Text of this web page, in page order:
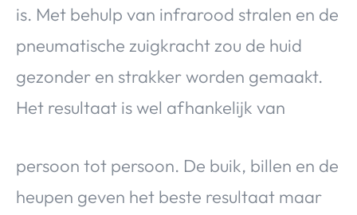
Top 5 van Valerie
Health & Beauty
Huis & Tuin
Nieuws & Media
De Top 5
is. Met behulp van infrarood stralen en de
pneumatische zuigkracht zou de huid
gezonder en strakker worden gemaakt.
Het resultaat is wel afhankelijk van
persoon tot persoon. De buik, billen en de
heupen geven het beste resultaat maar